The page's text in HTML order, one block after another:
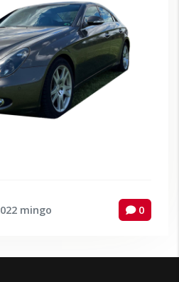
mingo 0